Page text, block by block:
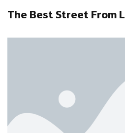
The Best Street From